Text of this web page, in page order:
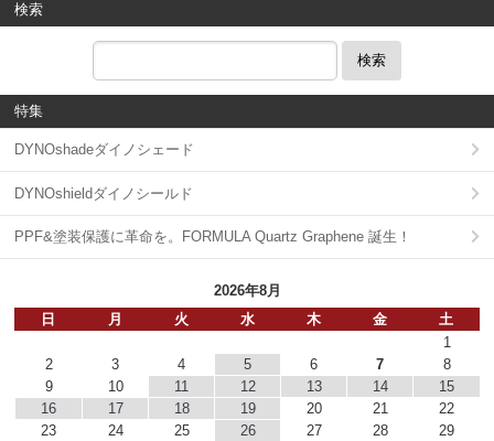
検索
検索
特集
DYNOshadeダイノシェード
DYNOshieldダイノシールド
PPF&塗装保護に革命を。FORMULA Quartz Graphene 誕生！
2026年8月
日
月 火 水 木 金
土
1
2
3 4 5 6 7
8
9
10 11 12 13 14
15
16
17 18 19 20 21
22
23
24 25 26 27 28 29